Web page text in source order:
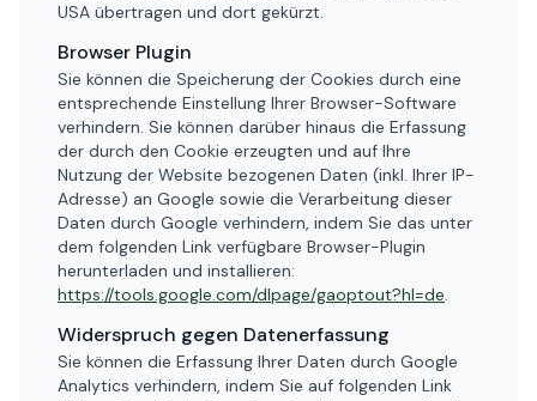
USA übertragen und dort gekürzt.
Browser Plugin
Sie können die Speicherung der Cookies durch eine
entsprechende Einstellung Ihrer Browser-Software
verhindern. Sie können darüber hinaus die Erfassung
der durch den Cookie erzeugten und auf Ihre
Nutzung der Website bezogenen Daten (inkl. Ihrer IP-
Adresse) an Google sowie die Verarbeitung dieser
Daten durch Google verhindern, indem Sie das unter
dem folgenden Link verfügbare Browser-Plugin
herunterladen und installieren:
https://tools.google.com/dlpage/gaoptout?hl=de.
Widerspruch gegen Datenerfassung
Sie können die Erfassung Ihrer Daten durch Google
Analytics verhindern, indem Sie auf folgenden Link